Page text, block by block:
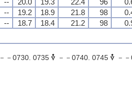
-- 19.2 18.9 21.8 98
-- 18.7 18.4 21.2 98
－－0730. 0735 －－0740. 0745 －